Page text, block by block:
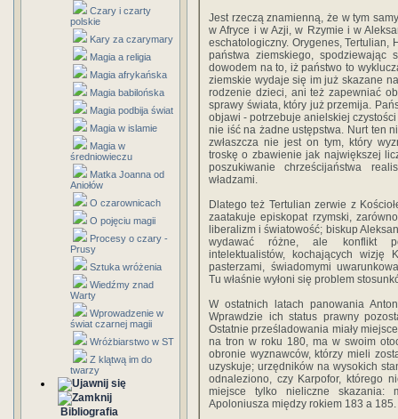
Czary i czarty
polskie
Kary za czarymary
Magia a religia
Magia afrykańska
Magia babilońska
Magia podbija świat
Magia w islamie
Magia w
średniowieczu
Matka Joanna od
Aniołów
O czarownicach
O pojęciu magii
Procesy o czary -
Prusy
Sztuka wróżenia
Wiedźmy znad
Warty
Wprowadzenie w
świat czarnej magii
Wróżbiarstwo w ST
Z klątwą im do
twarzy
Bibliografia
Jest rzeczą znamienną, że w tym
w Afryce i w Azji, w Rzymie i w
eschatologiczny. Orygenes,
państwa ziemskiego,
dowodem na to, iż państwo to
ziemskie wydaje się im już skazane
rodzenie dzieci, ani też zapewniać
sprawy świata, który już przemija.
objawi - potrzebuje anielskiej
nie iść na żadne ustępstwa. Nurt ten
zwłaszcza nie jest on tym, który
troskę o zbawienie jak największej
poszukiwanie chrześcijaństwa
władzami.
Dlatego też Tertulian zerwie z
zaatakuje episkopat rzymski,
liberalizm i światowość; biskup
wydawać różne, ale konflikt
intelektualistów, kochających wizję
pasterzami, świadomymi
Tu właśnie wyłoni się problem
W ostatnich latach panowania
Wprawdzie ich status prawny
Ostatnie prześladowania miały
na tron w roku 180, ma w swoim
obronie wyznawców, którzy mieli
uzyskuje; urzędników na wysokich
odnaleziono, czy Karpofor, którego
miejsce tylko nieliczne skazania:
Apoloniusza między rokiem 183 a 185.